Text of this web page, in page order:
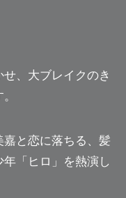
、大ブレイクのき
と恋に落ちる、髪
「ヒロ」を熱演し